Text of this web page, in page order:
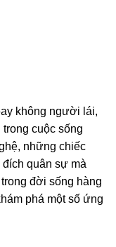
không người lái,
cuộc sống
những chiếc
quân sự mà
đời sống hàng
phá một số ứng